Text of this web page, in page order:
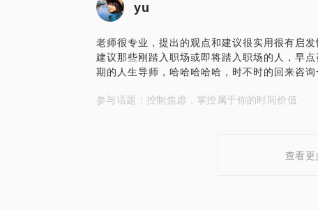
yu
老师很专业，提出的观点和建议很实用很有启
建议那些刚踏入职场或即将踏入职场的人，早
期的人生导师，哈哈哈哈哈，时不时的回来咨询
参与话题：控制焦虑，掌控属于你的时间价值
查看更